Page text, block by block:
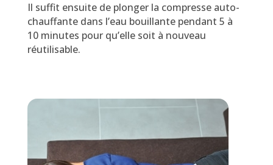
Il suffit ensuite de plonger la compresse auto-
chauffante dans l’eau bouillante pendant 5 à
10 minutes pour qu’elle soit à nouveau
réutilisable.